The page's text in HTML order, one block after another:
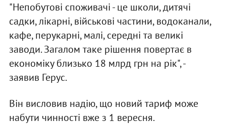
"Непобутові споживачі - це школи, дитячі
садки, лікарні, військові частини, водоканали,
кафе, перукарні, малі, середні та великі
заводи. Загалом таке рішення повертає в
економіку близько 18 млрд грн на рік", -
заявив Герус.
Він висловив надію, що новий тариф може
набути чинності вже з 1 вересня.